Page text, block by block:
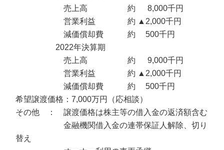
売上高 約 8,000千円
営業利益 約 ▲2,000千円
減価償却費 約 500千円
2022年決算期
売上高 約 9,000千円
営業利益 約 ▲2,000千円
減価償却費 約 500千円
希望譲渡価格：7,000万円（応相談）
その他 ： 譲渡価格は株主等の借入金の返済額含む
金融機関借入金の連帯保証人解除、切り
替え